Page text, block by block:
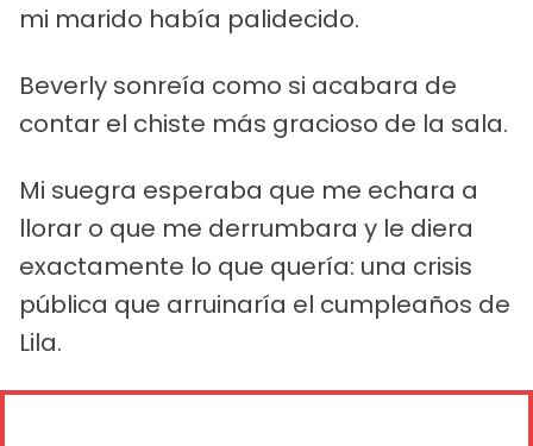
mi marido había palidecido.
Beverly sonreía como si acabara de
contar el chiste más gracioso de la sala.
Mi suegra esperaba que me echara a
llorar o que me derrumbara y le diera
exactamente lo que quería: una crisis
pública que arruinaría el cumpleaños de
Lila.